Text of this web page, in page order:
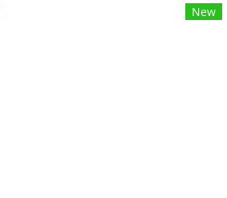
New